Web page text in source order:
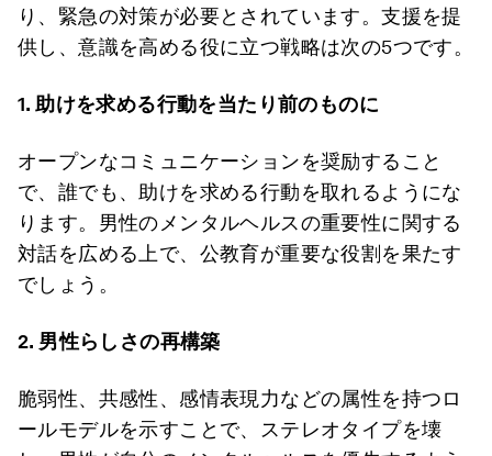
り、緊急の対策が必要とされています。支援を提
供し、意識を高める役に立つ戦略は次の5つです。
1. 助けを求める行動を当たり前のものに
オープンなコミュニケーションを奨励すること
で、誰でも、助けを求める行動を取れるようにな
ります。男性のメンタルヘルスの重要性に関する
対話を広める上で、公教育が重要な役割を果たす
でしょう。
2. 男性らしさの再構築
脆弱性、共感性、感情表現力などの属性を持つロ
ールモデルを示すことで、ステレオタイプを壊